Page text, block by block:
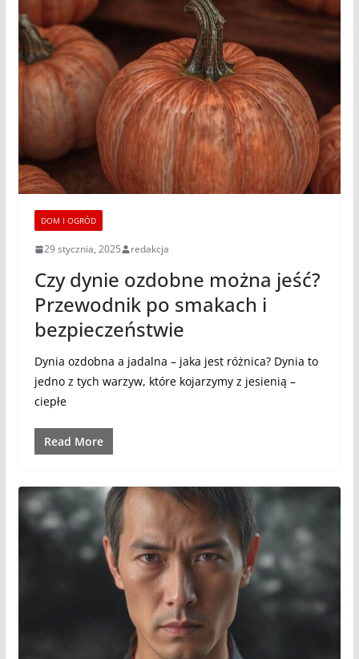
DOM I OGRÓD
29 stycznia, 2025 redakcja
Czy dynie ozdobne można jeść?
Przewodnik po smakach i
bezpieczeństwie
Dynia ozdobna a jadalna – jaka jest różnica? Dynia to
jedno z tych warzyw, które kojarzymy z jesienią –
ciepłe
Read More